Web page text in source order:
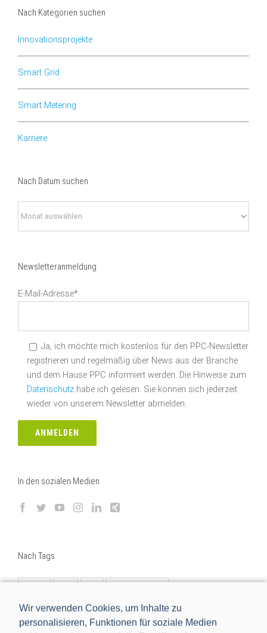
Wir verwenden Cookies, um Inhalte zu
personalisieren, Funktionen für soziale Medien
Nach Kategorien suchen
Innovationsprojekte
Smart Grid
Smart Metering
Karriere
Nach Datum suchen
Datum
Newsletteranmeldung
E-Mail-Adresse*
Ja, ich möchte mich kostenlos für den PPC-Newsletter
registrieren und regelmäßig über News aus der Branche
und dem Hause PPC informiert werden. Die Hinweise zum
Datenschutzhabe ich gelesen. Sie können sich jederzeit
wieder von unserem Newsletter abmelden.
In den sozialen Medien
Nach Tags
Digitalisierung der Energiewende e-mobilität
energiemanagement Energiewende